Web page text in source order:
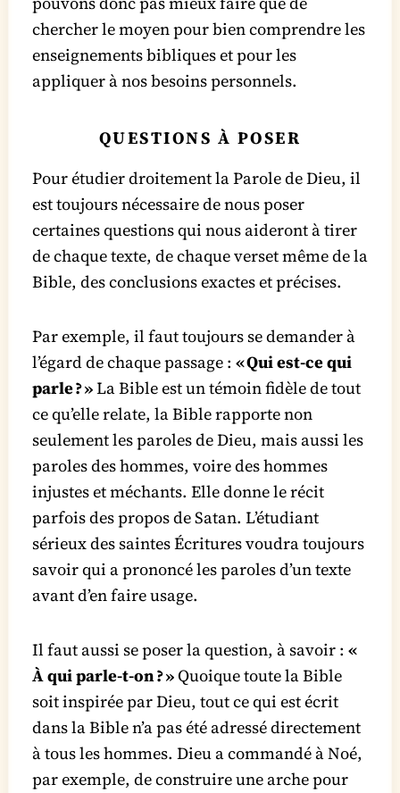
chercher le moyen pour bien comprendre les
enseignements bibliques et pour les
appliquer à nos besoins personnels.
QUESTIONS À POSER
Pour étudier droitement la Parole de Dieu, il
est toujours nécessaire de nous poser
certaines questions qui nous aideront à tirer
de chaque texte, de chaque verset même de la
Bible, des conclusions exactes et précises.
Par exemple, il faut toujours se demander à
l’égard de chaque passage : « Qui est-ce qui
parle ? »La Bible est un témoin fidèle de tout
ce qu’elle relate, la Bible rapporte non
seulement les paroles de Dieu, mais aussi les
paroles des hommes, voire des hommes
injustes et méchants. Elle donne le récit
parfois des propos de Satan. L’étudiant
sérieux des saintes Écritures voudra toujours
savoir qui a prononcé les paroles d’un texte
avant d’en faire usage.
Il faut aussi se poser la question, à savoir : «
À qui parle-t-on ? »Quoique toute la Bible
soit inspirée par Dieu, tout ce qui est écrit
dans la Bible n’a pas été adressé directement
à tous les hommes. Dieu a commandé à Noé,
par exemple, de construire une arche pour